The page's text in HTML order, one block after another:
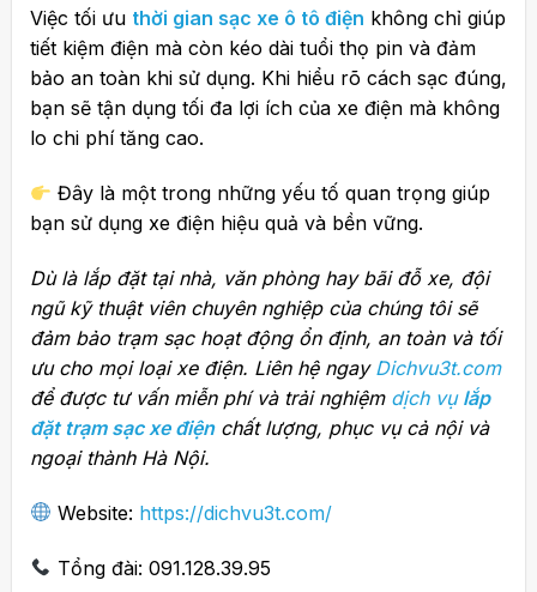
Việc tối ưu thời gian sạc xe ô tô điện không chỉ giúp
tiết kiệm điện mà còn kéo dài tuổi thọ pin và đảm
bảo an toàn khi sử dụng. Khi hiểu rõ cách sạc đúng,
bạn sẽ tận dụng tối đa lợi ích của xe điện mà không
lo chi phí tăng cao.
Đây là một trong những yếu tố quan trọng giúp
bạn sử dụng xe điện hiệu quả và bền vững.
Dù là lắp đặt tại nhà, văn phòng hay bãi đỗ xe, đội
ngũ kỹ thuật viên chuyên nghiệp của chúng tôi sẽ
đảm bảo trạm sạc hoạt động ổn định, an toàn và tối
ưu cho mọi loại xe điện. Liên hệ ngay Dichvu3t.com
để được tư vấn miễn phí và trải nghiệm dịch vụ lắp
đặt trạm sạc xe điện chất lượng, phục vụ cả nội và
ngoại thành Hà Nội.
Website: https://dichvu3t.com/
Tổng đài: 091.128.39.95